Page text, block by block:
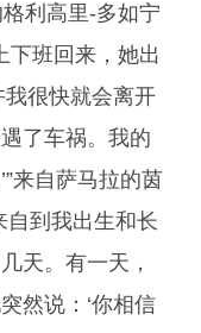
利高里-多如宁
下班回来，她出
我很快就会离开
了车祸。我的
来自萨马拉的茵
自到我出生和长
天。有一天，
然说：‘你相信